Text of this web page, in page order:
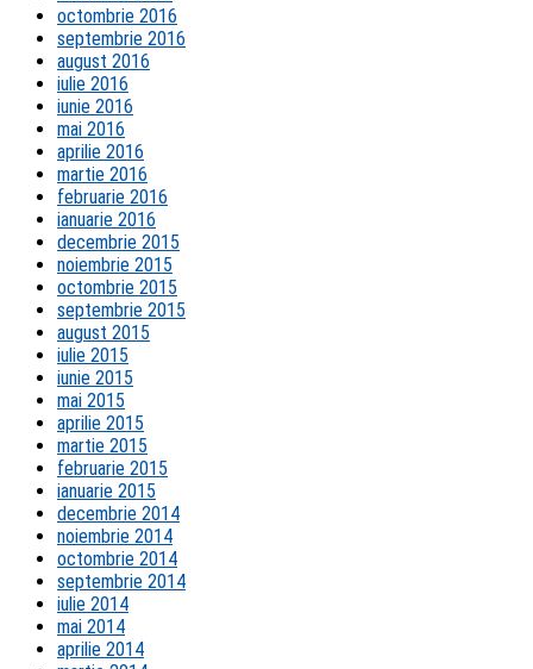
octombrie 2016
septembrie 2016
august 2016
iulie 2016
iunie 2016
mai 2016
aprilie 2016
martie 2016
februarie 2016
ianuarie 2016
decembrie 2015
noiembrie 2015
octombrie 2015
septembrie 2015
august 2015
iulie 2015
iunie 2015
mai 2015
aprilie 2015
martie 2015
februarie 2015
ianuarie 2015
decembrie 2014
noiembrie 2014
octombrie 2014
septembrie 2014
iulie 2014
mai 2014
aprilie 2014